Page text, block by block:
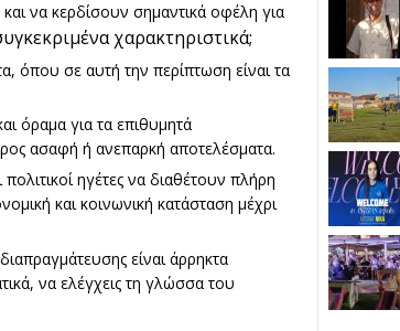
να κερδίσουν σημαντικά οφέλη για
χαρακτηριστικά;
όπου σε αυτή την περίπτωση είναι τα
όραμα για τα επιθυμητά
ασαφή ή ανεπαρκή αποτελέσματα.
πολιτικοί ηγέτες να διαθέτουν πλήρη
και κοινωνική κατάσταση μέχρι
είναι άρρηκτα
να ελέγχεις τη γλώσσα του